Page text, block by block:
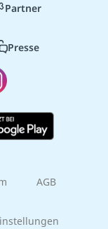
Partner
Presse
AGB